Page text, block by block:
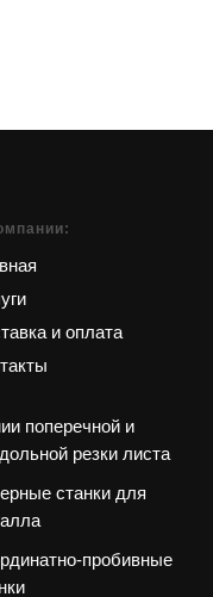
и оплата
поперечной и
резки листа
станки для
пробивные